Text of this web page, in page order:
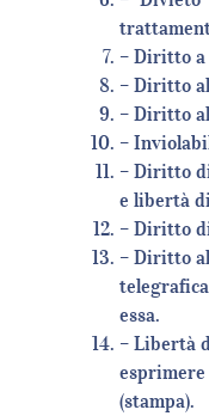
– Diritto a
– Diritto
– Diritto
–
– Diritto
e libertà
– Diritto
– Diritto
essa.
– Libertà
(stampa).